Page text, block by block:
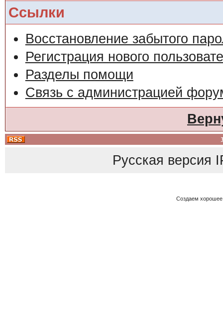
Ссылки
Восстановление забытого
Регистрация нового
Разделы помощи
Связь с администрацией
Русская версия
Создаем